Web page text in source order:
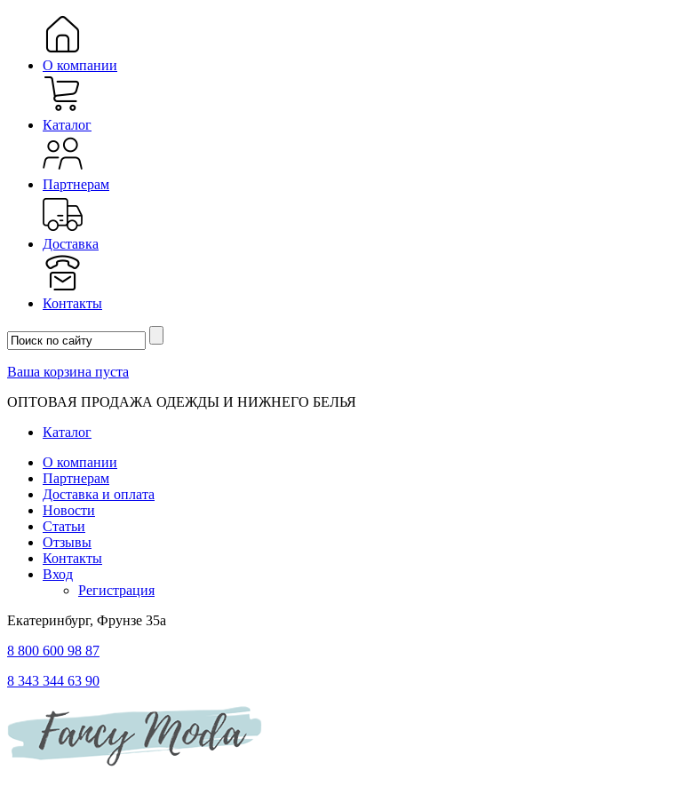
О компании
Каталог
Партнерам
Доставка
Контакты
Ваша корзина пуста
ОПТОВАЯ ПРОДАЖА ОДЕЖДЫ И НИЖНЕГО БЕЛЬЯ
Каталог
О компании
Партнерам
Доставка и оплата
Новости
Статьи
Отзывы
Контакты
Вход
Регистрация
Екатеринбург, Фрунзе 35а
8 800 600 98 87
8 343 344 63 90